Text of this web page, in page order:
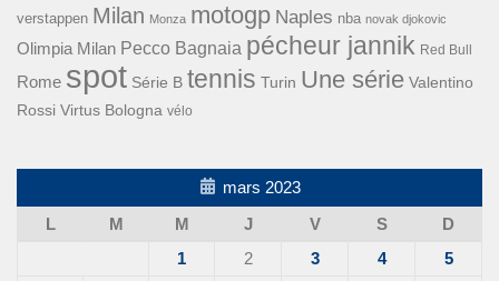
verstappen Milan Monza motogp Naples nba novak djokovic
Olimpia Milan Pecco Bagnaia pécheur jannik Red Bull
Rome spot Série B tennis Turin Une série Valentino
Rossi Virtus Bologna vélo
mars 2023
L
M M J V S
D
1
2 3 4
5